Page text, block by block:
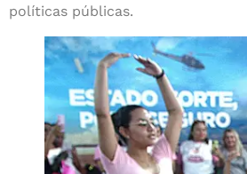
políticas públicas.